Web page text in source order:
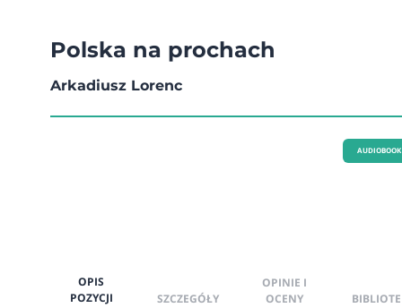
Polska na prochach
Arkadiusz Lorenc
AUDIOBOOK
OPIS
POZYCJI
SZCZEGÓŁY
OPINIE I
OCENY